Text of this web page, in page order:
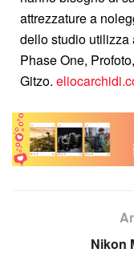
attrezzature a
dello studio utilizza
Phase One,
Gitzo.
Nikon